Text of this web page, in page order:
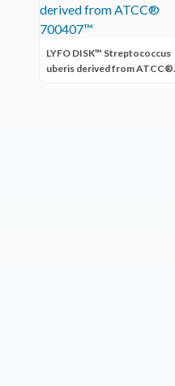
LYFO DISK™ Streptococcus
uberis derived from ATCC®